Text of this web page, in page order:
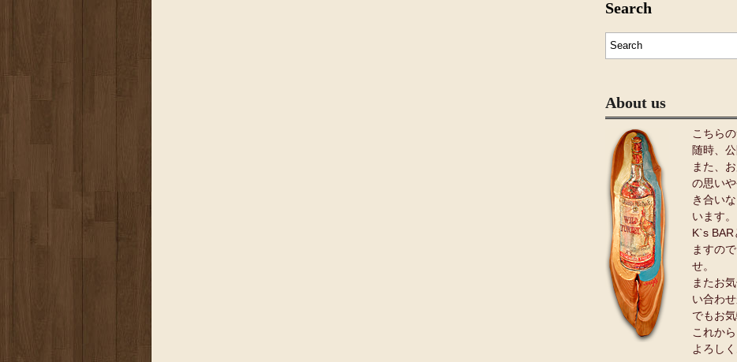
Search
About us
こちら
随時、
また、
の思い
き合い
います。
K`s
ますの
せ。
またお
い合わ
でもお
これか
よろし